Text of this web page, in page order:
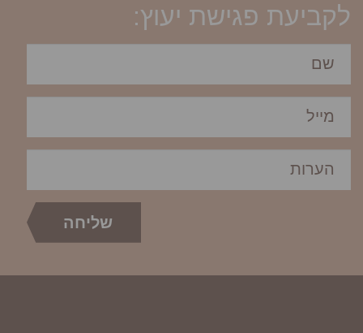
לקביעת פגישת יעוץ: